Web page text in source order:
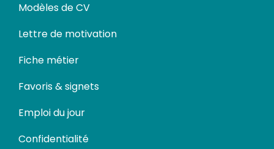
Modèles de CV
Lettre de motivation
Fiche métier
Favoris & signets
Emploi du jour
Confidentialité